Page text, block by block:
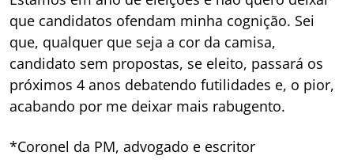
que candidatos ofendam minha cognição. Sei
que, qualquer que seja a cor da camisa,
candidato sem propostas, se eleito, passará os
próximos 4 anos debatendo futilidades e, o pior,
acabando por me deixar mais rabugento.
*Coronel da PM, advogado e escritor